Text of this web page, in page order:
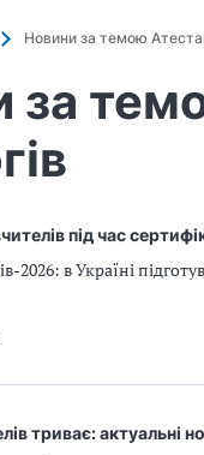
Новини за темою
за
під час
2026: в Україні
триває: актуальні